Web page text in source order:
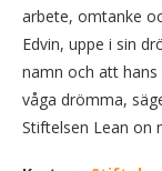
arbete, omtanke
Edvin, uppe i sin
namn och att
våga drömma,
Stiftelsen Lean on